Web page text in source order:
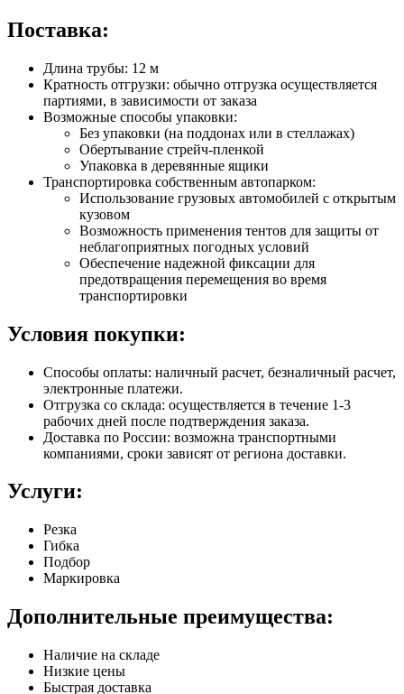
Поставка:
Длина трубы: 12 м
Кратность отгрузки: обычно отгрузка осуществляется
партиями, в зависимости от заказа
Возможные способы упаковки:
Без упаковки (на поддонах или в стеллажах)
Обертывание стрейч-пленкой
Упаковка в деревянные ящики
Транспортировка собственным автопарком:
Использование грузовых автомобилей с открытым
кузовом
Возможность применения тентов для защиты от
неблагоприятных погодных условий
Обеспечение надежной фиксации для
предотвращения перемещения во время
транспортировки
Условия покупки:
Способы оплаты: наличный расчет, безналичный расчет,
электронные платежи.
Отгрузка со склада: осуществляется в течение 1-3
рабочих дней после подтверждения заказа.
Доставка по России: возможна транспортными
компаниями, сроки зависят от региона доставки.
Услуги:
Резка
Гибка
Подбор
Маркировка
Дополнительные преимущества:
Наличие на складе
Низкие цены
Быстрая доставка